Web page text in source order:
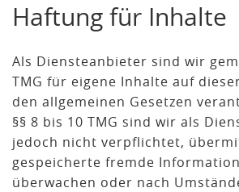
Haftung für Inhalte
Als Diensteanbieter sind wir
TMG für eigene Inhalte auf
den allgemeinen Gesetzen
§§ 8 bis 10 TMG sind wir als
jedoch nicht verpflichtet,
gespeicherte fremde
überwachen oder nach